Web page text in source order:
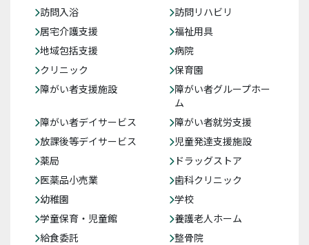
訪問入浴
訪問リハビリ
居宅介護支援
福祉用具
地域包括支援
病院
クリニック
保育園
障がい者支援施設
障がい者グループホー
ム
障がい者デイサービス
障がい者就労支援
放課後等デイサービス
児童発達支援施設
薬局
ドラッグストア
医薬品小売業
歯科クリニック
幼稚園
学校
学童保育・児童館
養護老人ホーム
給食委託
整骨院